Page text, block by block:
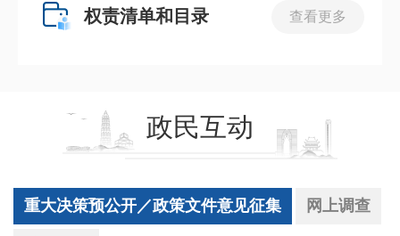
权责清单和目录 查看更多
政民互动
重大决策预公开／政策文件意见征集 网上调查